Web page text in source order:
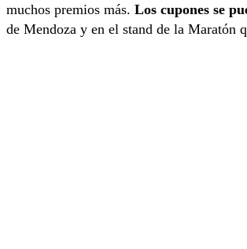
muchos premios más. Los cupones se
de Mendoza y en el stand de la Maratón